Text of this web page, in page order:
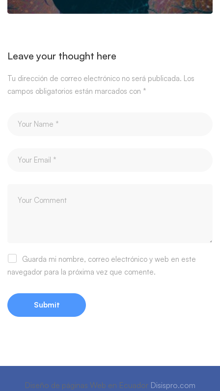
Leave your thought here
Tu dirección de correo electrónico no será publicada. Los
campos obligatorios están marcados con *
Guarda mi nombre, correo electrónico y web en este
navegador para la próxima vez que comente.
Diseño de páginas Web en Ecuador Disispro.com